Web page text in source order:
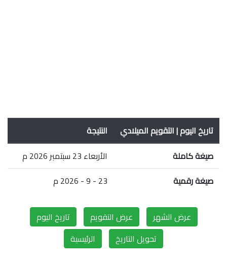
تاريخ اليوم | التقويم الميلادي
النتيجة
صيغة كاملة
الأربعاء 23 سبتمبر 2026 م
صيغة رقمية
23 - 9 - 2026 م
عرض الشهر عرض التقويم
تاريخ اليوم
تحويل التاريخ
الرئيسية